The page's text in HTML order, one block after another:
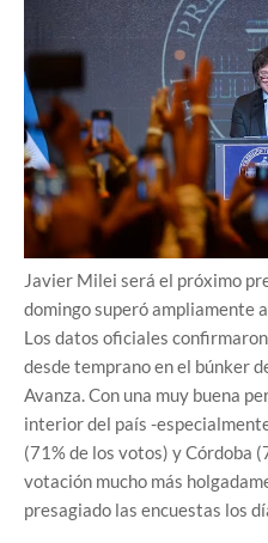
Javier Milei será el próximo
domingo superó ampliamente
Los datos oficiales
desde temprano en el búnker
Avanza. Con una muy buena
interior del país -
(71% de los votos) y Córdoba
votación mucho más
presagiado las encuestas los